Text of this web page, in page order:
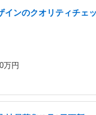
インのクオリティチェ
万円